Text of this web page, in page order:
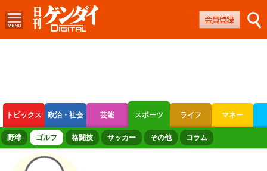
トピックス 政治・社会 芸能 スポーツ ライフ マネー
ボートレース 競輪 オートレース
野球 ゴルフ 格闘技 サッカー その他 コラム